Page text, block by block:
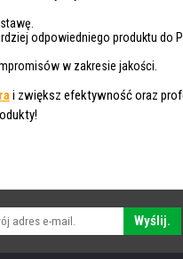
odpowiedniego produktu do
w zakresie jakości.
i zwiększ efektywność oraz
Wyślij.